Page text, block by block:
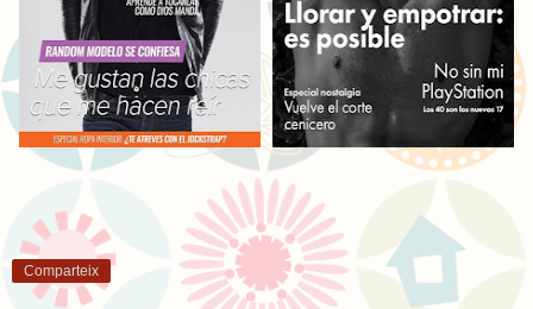
Comparteix